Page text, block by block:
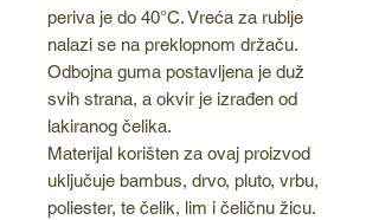
periva je do 40°C. Vreća za rublje
nalazi se na preklopnom držaču.
Odbojna guma postavljena je duž
svih strana, a okvir je izrađen od
lakiranog čelika.
Materijal korišten za ovaj proizvod
uključuje bambus, drvo, pluto, vrbu,
poliester, te čelik, lim i čeličnu žicu.